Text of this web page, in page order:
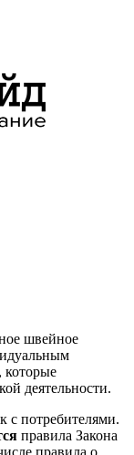
швейное
которые
деятельности.
с потребителями.
правила Закона
правила о